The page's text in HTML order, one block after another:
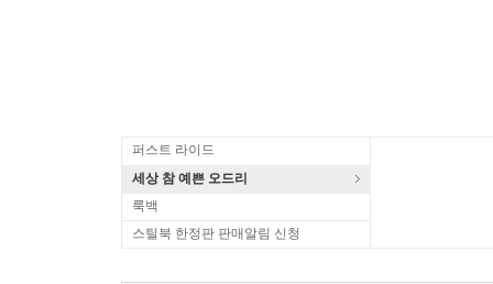
퍼스트 라이드
세상 참 예쁜 오드리
룩백
스틸북 한정판 판매알림 신청